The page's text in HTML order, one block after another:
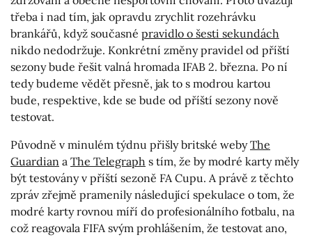
třeba i nad tím, jak opravdu zrychlit rozehrávku
brankářů, když současné pravidlo o šesti sekundách
nikdo nedodržuje. Konkrétní změny pravidel od příští
sezony bude řešit valná hromada IFAB 2. března. Po ní
tedy budeme vědět přesně, jak to s modrou kartou
bude, respektive, kde se bude od příští sezony nově
testovat.
Původně v minulém týdnu přišly britské webyThe
Guardian a The Telegraph s tím, že by modré karty měly
být testovány v příští sezoně FA Cupu. A právě z těchto
zpráv zřejmě pramenily následující spekulace o tom, že
modré karty rovnou míří do profesionálního fotbalu, na
což reagovala FIFA svým prohlášením, že testovat ano,